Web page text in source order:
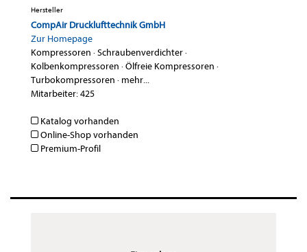
Hersteller
CompAir Drucklufttechnik GmbH
Zur Homepage
Kompressoren ·Schraubenverdichter·
Kolbenkompressoren ·Ölfreie Kompressoren ·
Turbokompressoren · mehr...
Mitarbeiter: 425
Katalog vorhanden
Online-Shop vorhanden
Premium-Profil